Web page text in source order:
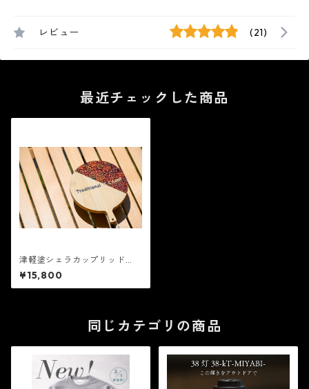
レビュー (21)
最近チェックした商品
津軽塗シェラカップリッド
「暁（ＡＫＡＴＳＵＫＩ）」 -
Next Natural
¥15,800
同じカテゴリの商品